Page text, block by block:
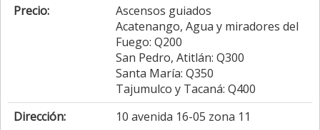
Precio:
Ascensos guiados
Acatenango, Agua y miradores del
Fuego: Q200
San Pedro, Atitlán: Q300
Santa María: Q350
Tajumulco y Tacaná: Q400
Dirección:
10 avenida 16-05 zona 11